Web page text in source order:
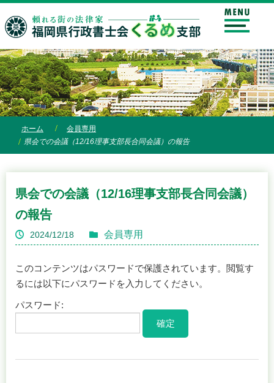
ホーム
会員専用
県会での会議（12/16理事支部長合同会議）の報告
県会での会議（12/16理事支部長合同会議）
の報告
2024/12/18 会員専用
このコンテンツはパスワードで保護されています。閲覧す
るには以下にパスワードを入力してください。
パスワード: